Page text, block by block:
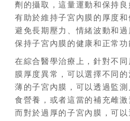
劑的攝取，這量運動和保持
有助於維持子宮內膜的厚度
避免長期壓力、情緒波動和
保持子宮內膜的健康和正常功
在綜合醫學治療上，針對不
膜厚度異常，可以選擇不同
薄的子宮內膜，可以透過監
食營養，或者這當的補充雌激
而對於過厚的子宮內膜，可